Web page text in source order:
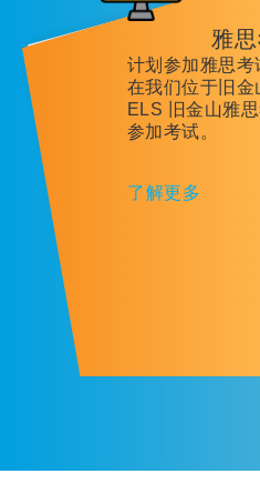
雅思
计划参加雅思考
在我们位于旧金
ELS 旧金山雅
参加考试。
了解更多